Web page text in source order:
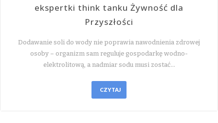
ekspertki think tanku Żywność dla
Przyszłości
Dodawanie soli do wody nie poprawia nawodnienia zdrowej
osoby – organizm sam reguluje gospodarkę wodno-
elektrolitową, a nadmiar sodu musi zostać…
CZYTAJ